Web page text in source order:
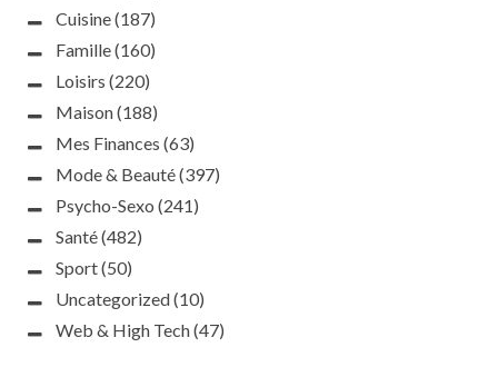
Cuisine(187)
Famille(160)
Loisirs (220)
Maison(188)
Mes Finances (63)
Mode & Beauté(397)
Psycho-Sexo (241)
Santé(482)
Sport(50)
Uncategorized(10)
Web & High Tech(47)